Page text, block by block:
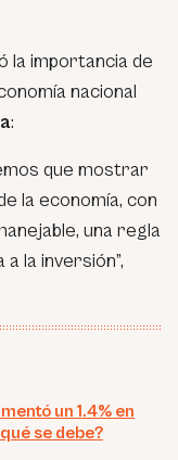
la importancia de
nacional
:
que mostrar
la economía, con
una regla
la inversión”,
un 1.4% en
se debe?